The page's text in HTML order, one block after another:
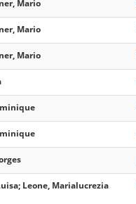
Mario
Mario
Mario
Leone, Marialucrezia